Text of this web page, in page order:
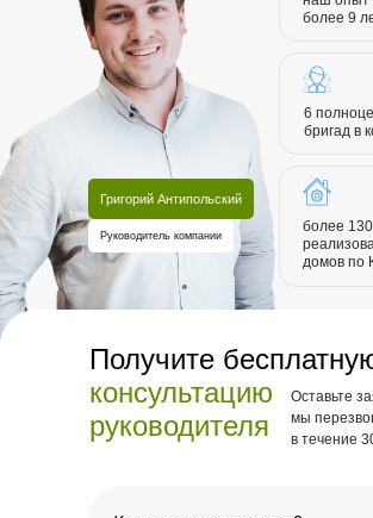
более 130
домов по
6
бригад в
более 9
Получите
консультацию
руководителя
Оставьте
мы
в течение
Руководитель компании
Григорий Антипольский